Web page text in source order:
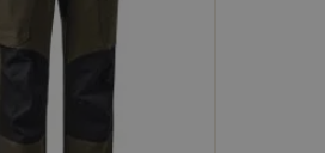
camouflage
au terrain.
vêtements de
dont
de vue équilibre